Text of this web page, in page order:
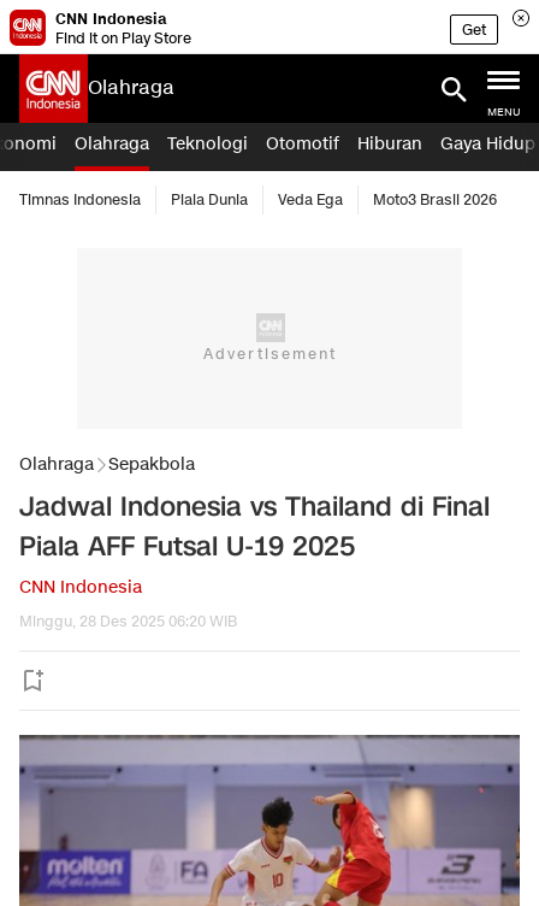
CNN Indonesia
Find it on Play Store
Get
Olahraga
MENU
Olahraga Teknologi Otomotif Hiburan Gaya Hidup
Timnas Indonesia Piala Dunia Veda Ega Moto3 Brasil 2026
Olahraga Sepakbola
Jadwal Indonesia vs Thailand di Final
Piala AFF Futsal U-19 2025
CNN Indonesia
Minggu, 28 Des 2025 06:20 WIB